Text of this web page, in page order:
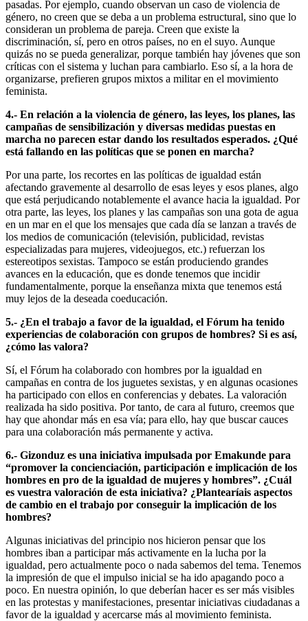
pasadas. Por ejemplo, cuando observan un caso de violencia de
género, no creen que se deba a un problema estructural, sino que lo
consideran un problema de pareja. Creen que existe la
discriminación, sí, pero en otros países, no en el suyo. Aunque
quizás no se pueda generalizar, porque también hay jóvenes que son
críticas con el sistema y luchan para cambiarlo. Eso sí, a la hora de
organizarse, prefieren grupos mixtos a militar en el movimiento
feminista.
4.- En relación a la violencia de género, las leyes, los planes, las
campañas de sensibilización y diversas medidas puestas en
marcha no parecen estar dando los resultados esperados. ¿Qué
está fallando en las políticas que se ponen en marcha?
Por una parte, los recortes en las políticas de igualdad están
afectando gravemente al desarrollo de esas leyes y esos planes, algo
que está perjudicando notablemente el avance hacia la igualdad. Por
otra parte, las leyes, los planes y las campañas son una gota de agua
en un mar en el que los mensajes que cada día se lanzan a través de
los medios de comunicación (televisión, publicidad, revistas
especializadas para mujeres, videojuegos, etc.) refuerzan los
estereotipos sexistas. Tampoco se están produciendo grandes
avances en la educación, que es donde tenemos que incidir
fundamentalmente, porque la enseñanza mixta que tenemos está
muy lejos de la deseada coeducación.
5.- ¿En el trabajo a favor de la igualdad, el Fórum ha tenido
experiencias de colaboración con grupos de hombres? Si es así,
¿cómo las valora?
Sí, el Fórum ha colaborado con hombres por la igualdad en
campañas en contra de los juguetes sexistas, y en algunas ocasiones
ha participado con ellos en conferencias y debates. La valoración
realizada ha sido positiva. Por tanto, de cara al futuro, creemos que
hay que ahondar más en esa vía; para ello, hay que buscar cauces
para una colaboración más permanente y activa.
6.- Gizonduz es una iniciativa impulsada por Emakunde para
“promover la concienciación, participación e implicación de los
hombres en pro de la igualdad de mujeres y hombres”. ¿Cuál
es vuestra valoración de esta iniciativa? ¿Plantearíais aspectos
de cambio en el trabajo por conseguir la implicación de los
hombres?
Algunas iniciativas del principio nos hicieron pensar que los
hombres iban a participar más activamente en la lucha por la
igualdad, pero actualmente poco o nada sabemos del tema. Tenemos
la impresión de que el impulso inicial se ha ido apagando poco a
poco. En nuestra opinión, lo que deberían hacer es ser más visibles
en las protestas y manifestaciones, presentar iniciativas ciudadanas a
favor de la igualdad y acercarse más al movimiento feminista.